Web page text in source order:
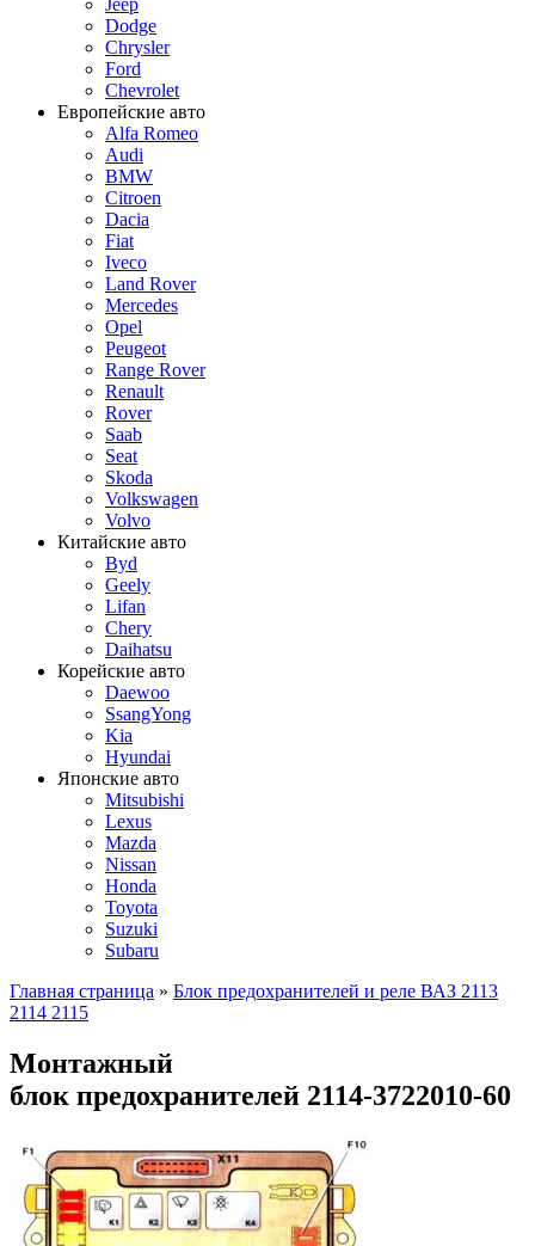
Jeep
Dodge
Chrysler
Ford
Chevrolet
Европейские авто
Alfa Romeo
Audi
BMW
Citroen
Dacia
Fiat
Iveco
Land Rover
Mercedes
Opel
Peugeot
Range Rover
Renault
Rover
Saab
Seat
Skoda
Volkswagen
Volvo
Китайские авто
Byd
Geely
Lifan
Chery
Daihatsu
Корейские авто
Daewoo
SsangYong
Kia
Hyundai
Японские авто
Mitsubishi
Lexus
Mazda
Nissan
Honda
Toyota
Suzuki
Subaru
Главная страница » Блок предохранителей и реле ВАЗ 2113
2114 2115
Монтажный
блок предохранителей 2114-3722010-60